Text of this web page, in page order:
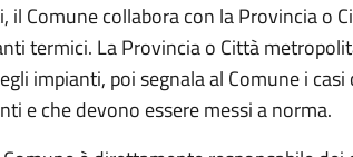
Comune collabora con la Provincia o
termici. La Provincia o Città
impianti, poi segnala al Comune i casi
e che devono essere messi a norma.